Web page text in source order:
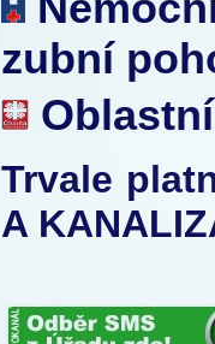
zubní
Trvale
A